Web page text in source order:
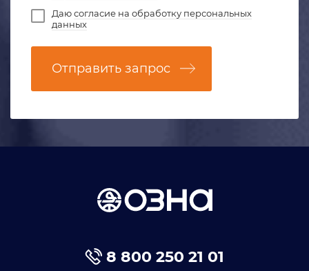
Даюсогласие на обработку персональных
данных
Отправить запрос
8 800 250 21 01